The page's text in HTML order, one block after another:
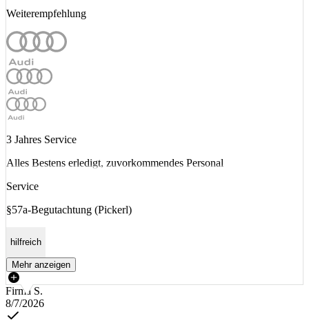
Weiterempfehlung
3 Jahres Service
Alles Bestens erledigt, zuvorkommendes Personal
Service
§57a-Begutachtung (Pickerl)
hilfreich
Mehr anzeigen
Firma S.
8/7/2026